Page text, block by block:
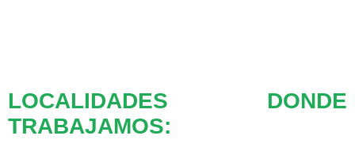
LOCALIDADES DONDE
TRABAJAMOS: